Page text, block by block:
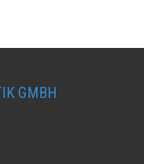
GMBH